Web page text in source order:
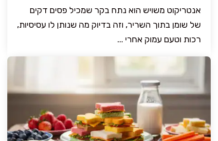
אנטריקוט משויש הוא נתח בקר שמכיל פסים דקים
של שומן בתוך השריר, וזה בדיוק מה שנותן לו עסיסיות,
רכות וטעם עמוק אחרי ...